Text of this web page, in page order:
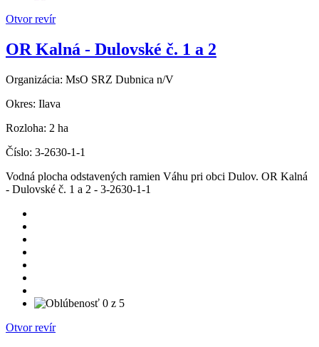
Otvor revír
OR Kalná - Dulovské č. 1 a 2
Organizácia: MsO SRZ Dubnica n/V
Okres: Ilava
Rozloha: 2 ha
Číslo: 3-2630-1-1
Vodná plocha odstavených ramien Váhu pri obci Dulov. OR Kalná
- Dulovské č. 1 a 2 - 3-2630-1-1
Otvor revír